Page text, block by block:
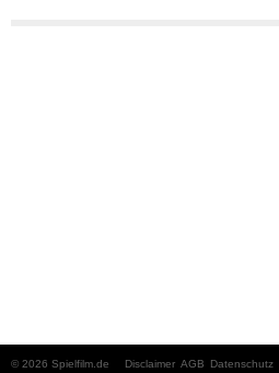
© 2026 Spielfilm.de Datenschutz
AGB
Disclaimer